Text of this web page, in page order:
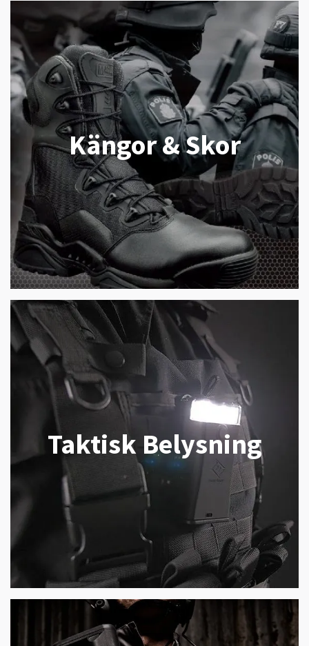
Kängor & Skor
Taktisk Belysning